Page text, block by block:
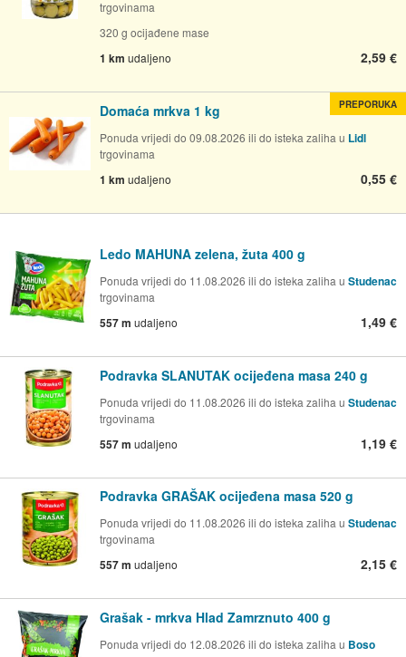
trgovinama
320 g ocijađene mase
1 km udaljeno 2,59 €
Domaća mrkva 1 kg
Ponuda vrijedi do 09.08.2026 ili do isteka zaliha u Lidl
trgovinama
1 km udaljeno 0,55 €
PREPORUKA
Ledo MAHUNA zelena, žuta 400 g
Ponuda vrijedi do 11.08.2026 ili do isteka zaliha u Studenac
trgovinama
557 m udaljeno 1,49 €
Podravka SLANUTAK ocijeđena masa 240 g
Ponuda vrijedi do 11.08.2026 ili do isteka zaliha u Studenac
trgovinama
557 m udaljeno 1,19 €
Podravka GRAŠAK ocijeđena masa 520 g
Ponuda vrijedi do 11.08.2026 ili do isteka zaliha u Studenac
trgovinama
557 m udaljeno 2,15 €
Grašak - mrkva Hlad Zamrznuto 400 g
Ponuda vrijedi do 12.08.2026 ili do isteka zaliha u Boso